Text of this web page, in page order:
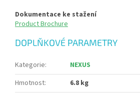
Dokumentace ke stažení
Product Brochure
DOPLŇKOVÉ PARAMETRY
Kategorie:
NEXUS
Hmotnost:
6.8 kg